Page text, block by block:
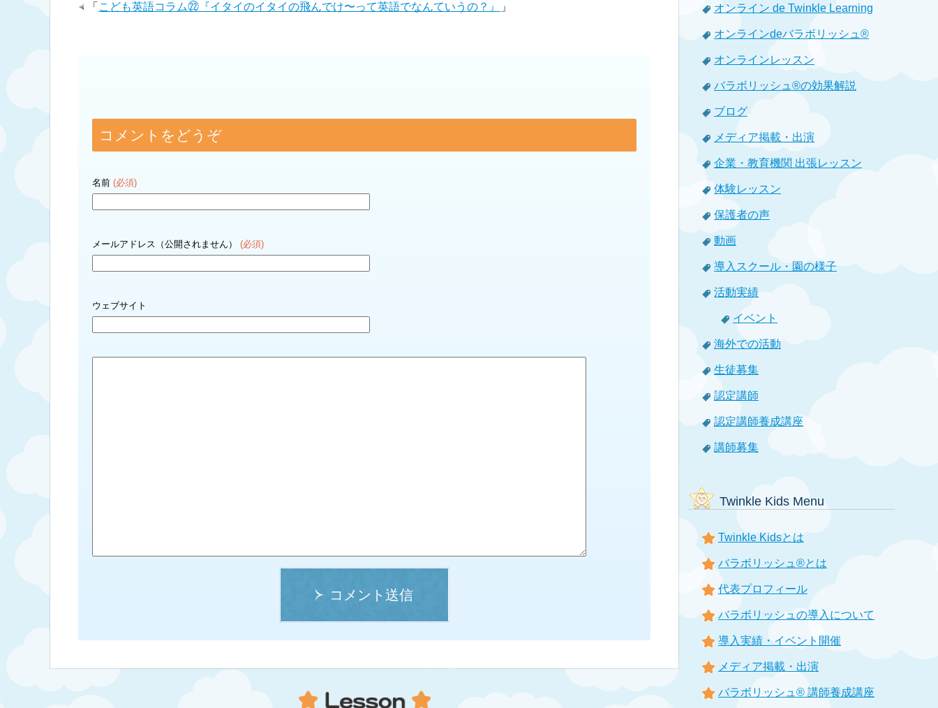
「 こども英語コラム㉒『イタイのイタイの飛んでけ〜って英語でなんていうの？』 」
コメントをどうぞ
名前 (必須)
メールアドレス（公開されません） (必須)
ウェブサイト
コメント送信
オンライン de Twinkle Learning
オンラインdeバラボリッシュ®
オンラインレッスン
バラボリッシュ®の効果解説
ブログ
メディア掲載・出演
企業・教育機関 出張レッスン
体験レッスン
保護者の声
動画
導入スクール・園の様子
活動実績
イベント
海外での活動
生徒募集
認定講師
認定講師養成講座
講師募集
Twinkle Kids Menu
Twinkle Kidsとは
バラボリッシュ®とは
代表プロフィール
バラボリッシュの導入について
導入実績・イベント開催
メディア掲載・出演
バラボリッシュ® 講師養成講座